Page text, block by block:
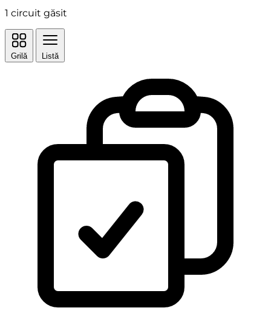
1 circuit găsit
Grilă Listă